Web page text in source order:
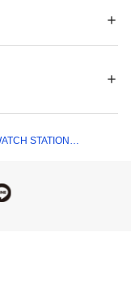
アップデートしなが
レザーグッズを生み
STATION